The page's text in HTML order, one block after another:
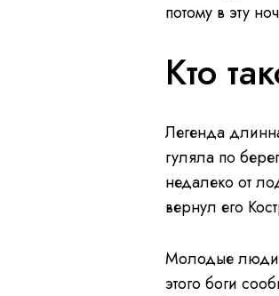
потому в эту
Кто
Легенда
гуляла по
недалеко от
вернул его
Молодые люди
этого боги